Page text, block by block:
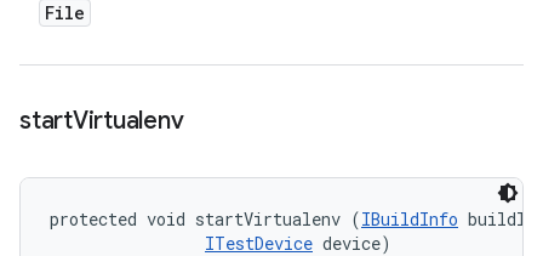
File
startVirtualenv
protected void startVirtualenv (IBuildInfo
ITestDevice device)